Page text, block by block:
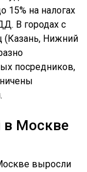
15% на налогах
В городах с
(Казань, Нижний
посредников,
в Москве
выросли